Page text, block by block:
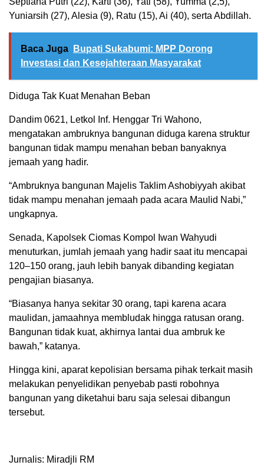
Yuniarsih (27), Alesia (9), Ratu (15), Ai (40), serta Abdillah.
Baca Juga
Bupati Sukabumi: MPP Dorong
Investasi dan Kesejahteraan Masyarakat
Diduga Tak Kuat Menahan Beban
Dandim 0621, Letkol Inf. Henggar Tri Wahono,
mengatakan ambruknya bangunan diduga karena struktur
bangunan tidak mampu menahan beban banyaknya
jemaah yang hadir.
“Ambruknya bangunan Majelis Taklim Ashobiyyah akibat
tidak mampu menahan jemaah pada acara Maulid Nabi,”
ungkapnya.
Senada, Kapolsek Ciomas Kompol Iwan Wahyudi
menuturkan, jumlah jemaah yang hadir saat itu mencapai
120–150 orang, jauh lebih banyak dibanding kegiatan
pengajian biasanya.
“Biasanya hanya sekitar 30 orang, tapi karena acara
maulidan, jamaahnya membludak hingga ratusan orang.
Bangunan tidak kuat, akhirnya lantai dua ambruk ke
bawah,” katanya.
Hingga kini, aparat kepolisian bersama pihak terkait masih
melakukan penyelidikan penyebab pasti robohnya
bangunan yang diketahui baru saja selesai dibangun
tersebut.
Jurnalis: Miradjli RM